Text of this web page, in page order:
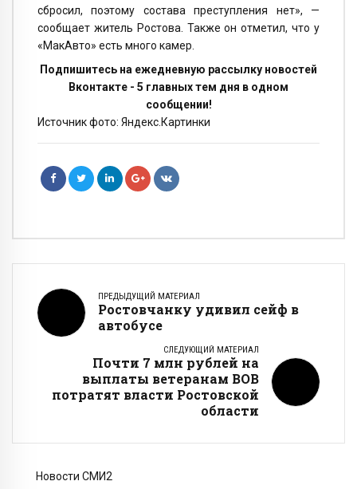
сбросил, поэтому состава преступления нет», —
сообщает житель Ростова. Также он отметил, что у
«МакАвто» есть много камер.
Подпишитесь на ежедневную рассылку новостей
Вконтакте - 5 главных тем дня в одном
сообщении!
Источник фото: Яндекс.Картинки
ПРЕДЫДУЩИЙ МАТЕРИАЛ
Ростовчанку удивил сейф в
автобусе
СЛЕДУЮЩИЙ МАТЕРИАЛ
Почти 7 млн рублей на
выплаты ветеранам ВОВ
потратят власти Ростовской
области
Новости СМИ2